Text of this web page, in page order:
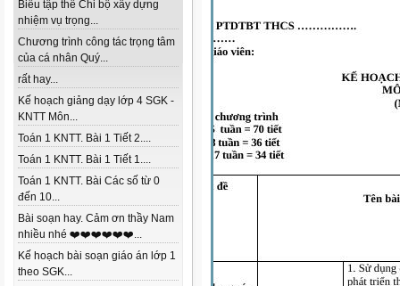
Biểu tập thể Chi bộ xây dựng
nhiệm vụ trọng...
Chương trình công tác trọng tâm
của cá nhân Quý...
rất hay...
Kế hoạch giảng dạy lớp 4 SGK -
KNTT Môn...
Toán 1 KNTT. Bài 1 Tiết 2....
Toán 1 KNTT. Bài 1 Tiết 1....
Toán 1 KNTT. Bài Các số từ 0
đến 10...
Bài soạn hay. Cảm ơn thầy Nam
nhiều nhé ❤️❤️❤️❤️❤️❤️...
Kế hoạch bài soạn giáo án lớp 1
theo SGK...